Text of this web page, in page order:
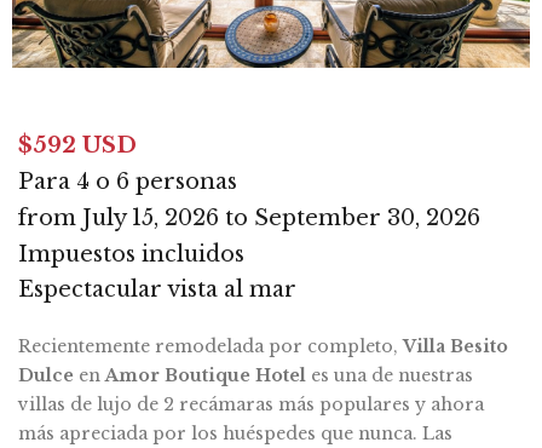
$592 USD
Para 4 o 6 personas
from July 15, 2026 to September 30, 2026
Impuestos incluidos
Espectacular vista al mar
Recientemente remodelada por completo,Villa Besito
Dulce enAmor Boutique Hotel es una de nuestras
villas de lujo de 2 recámaras más populares y ahora
más apreciada por los huéspedes que nunca. Las